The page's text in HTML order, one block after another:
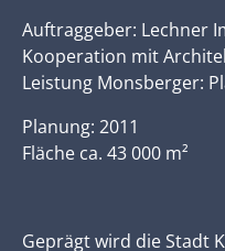
Auftraggeber: Lechner
Kooperation mit
Leistung Monsberger:
Planung: 2011
Fläche ca. 43 000 m²
Geprägt wird die Stadt